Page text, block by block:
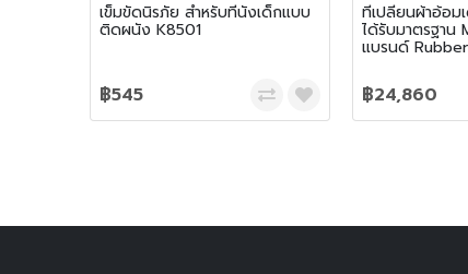
เข็มขัดนิรภัย สำหรับที่นั่งเด็กแบบ
ติดผนัง K8501
฿545
ที่เปลี่ยนผ้าอ้อ
ได้รับมาตรฐาน
แบรนด์
฿24,860